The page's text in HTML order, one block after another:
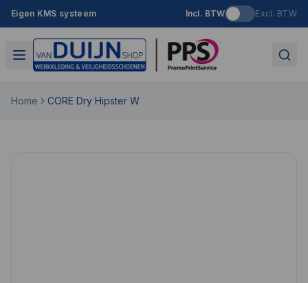
Eigen KMS systeem Incl. BTW Excl. BTW
Home CORE Dry Hipster W